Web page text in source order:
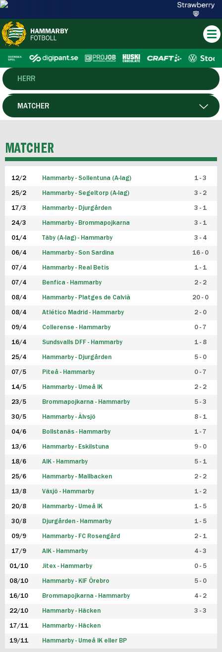
HERR
DAM
P19
F19
FUTSAL HERR
FUTSAL DAM
MATCHER
MATCHER
12/2 Hammarby - Sollentuna (A-lag) 1 - 3
25/2 Hammarby - Segeltorp (A-lag) 3 - 2
17/3 Hammarby - Djurgården 3 - 1
24/3 Hammarby - Brommapojkarna 3 - 1
01/4 Täby (A-lag) - Hammarby 3 - 4
06/4 Hammarby - Son Sardina 16 - 0
07/4 Hammarby - Real Betis 1 - 1
07/4 Benfica - Hammarby 2 - 2
08/4 Hammarby - Platges de Calvià 20 - 0
08/4 Atlético Madrid - Hammarby 2 - 0
09/4 Collerense - Hammarby 0 - 7
16/4 Sundsvalls DFF - Hammarby 1 - 8
25/4 Hammarby - Djurgården 5 - 0
07/5 Piteå - Hammarby 0 - 7
14/5 Hammarby - Umeå IK 2 - 2
23/5 Brommapojkarna - Hammarby 5 - 3
30/5 Hammarby - Älvsjö 8 - 1
04/6 Bollstanäs - Hammarby 1 - 7
13/6 Hammarby - Eskilstuna 9 - 0
18/6 AIK - Hammarby 5 - 1
25/6 Hammarby - Mallbacken 2 - 2
13/8 Växjö - Hammarby 1 - 2
20/8 Hammarby - Umeå IK 1 - 5
30/8 Djurgården - Hammarby 1 - 5
09/9 Hammarby - FC Rosengård 2 - 1
17/9 AIK - Hammarby 4 - 3
01/10 Jitex - Hammarby 0 - 5
08/10 Hammarby - KIF Örebro 5 - 0
16/10 Brommapojkarna - Hammarby 4 - 2
22/10 Hammarby - Häcken 3 - 3
17/11 Hammarby - Häcken
19/11 Hammarby - Umeå IK eller BP